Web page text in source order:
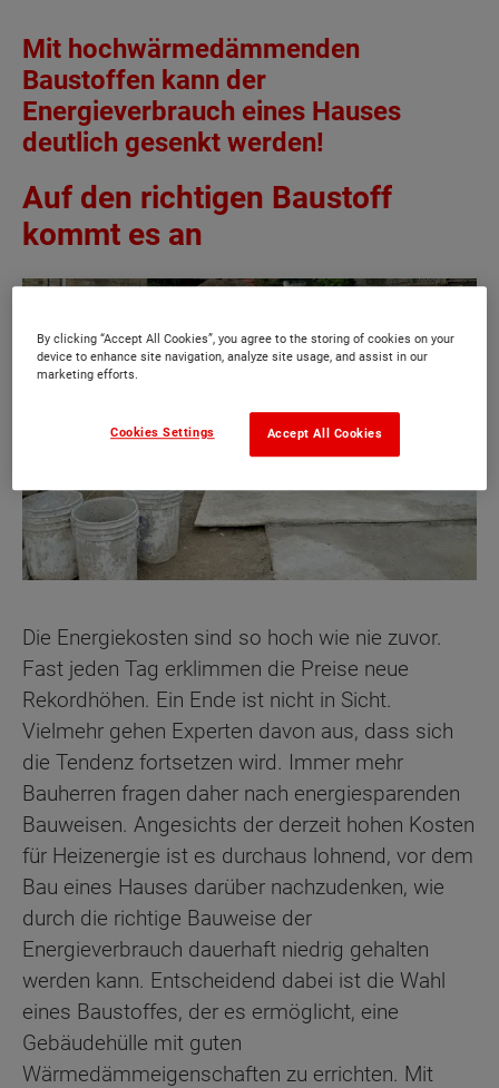
Mit hochwärmedämmenden
Baustoffen kann der
Energieverbrauch eines Hauses
deutlich gesenkt werden!
Auf den richtigen Baustoff
kommt es an
Die Energiekosten sind so hoch wie nie zuvor.
Fast jeden Tag erklimmen die Preise neue
Rekordhöhen. Ein Ende ist nicht in Sicht.
Vielmehr gehen Experten davon aus, dass sich
die Tendenz fortsetzen wird. Immer mehr
Bauherren fragen daher nach energiesparenden
Bauweisen. Angesichts der derzeit hohen Kosten
für Heizenergie ist es durchaus lohnend, vor dem
Bau eines Hauses darüber nachzudenken, wie
durch die richtige Bauweise der
Energieverbrauch dauerhaft niedrig gehalten
werden kann. Entscheidend dabei ist die Wahl
eines Baustoffes, der es ermöglicht, eine
Gebäudehülle mit guten
Wärmedämmeigenschaften zu errichten. Mit
By clicking “Accept All Cookies”, you agree to the storing of cookies on your
device to enhance site navigation, analyze site usage, and assist in our
marketing efforts.
Accept All Cookies
Cookies Settings